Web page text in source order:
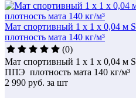
Мат спортивный 1 х 1 х 0,04 м
плотность мата 140 кг/м³
(0)
Мат спортивный 1 х 1 х 0,04 м
ППЭ плотность мата 140 кг/м³
2 990 руб. за шт